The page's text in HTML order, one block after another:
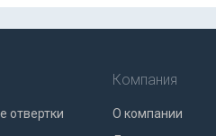
отвертки
Компания
О компании